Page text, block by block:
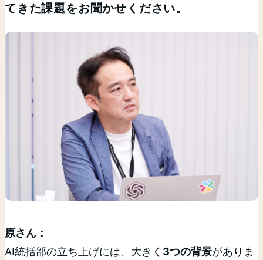
てきた課題をお聞かせください。
原さん：
AI統括部の立ち上げには、大きく 3つの背景がありま